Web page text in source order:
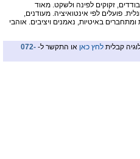
זקוקים לפינה ולשקט. מאוד
פועלים לפי אינטואיציה. מעודנים,
באיטיות, נאמנים ויציבים. אוהבי
קבלית לחץ כאן או התקשר ל- 072-